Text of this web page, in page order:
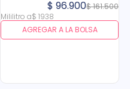
$161.500
$ 96.900
Mililitro a$ 1938
AGREGAR A LA BOLSA